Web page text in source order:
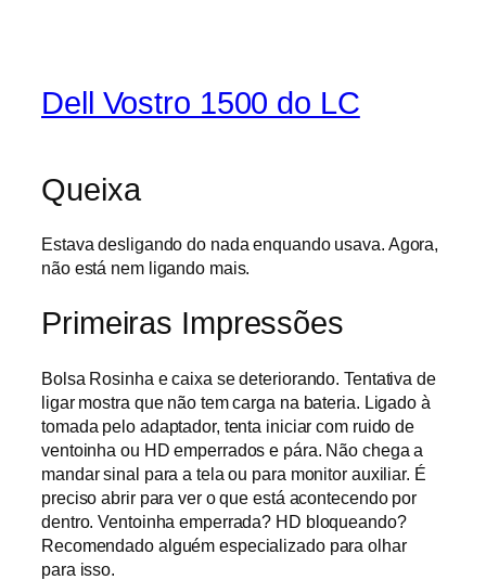
Dell Vostro 1500 do LC
Queixa
Estava desligando do nada enquando usava. Agora,
não está nem ligando mais.
Primeiras Impressões
Bolsa Rosinha e caixa se deteriorando. Tentativa de
ligar mostra que não tem carga na bateria. Ligado à
tomada pelo adaptador, tenta iniciar com ruido de
ventoinha ou HD emperrados e pára. Não chega a
mandar sinal para a tela ou para monitor auxiliar. É
preciso abrir para ver o que está acontecendo por
dentro. Ventoinha emperrada? HD bloqueando?
Recomendado alguém especializado para olhar
para isso.